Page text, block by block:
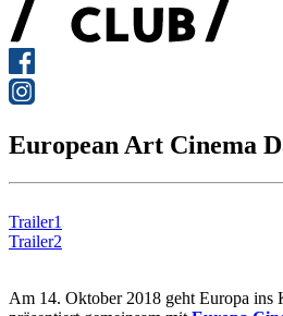
European Art Cinema
Trailer1
Trailer2
Am 14. Oktober 2018 geht Europa ins